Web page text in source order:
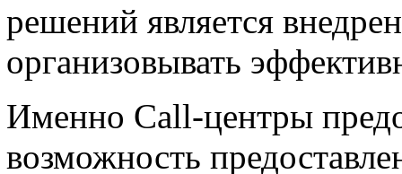
решений является
организовывать
Именно Call-центры
возможность